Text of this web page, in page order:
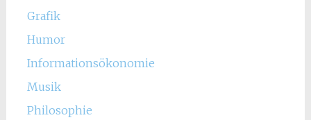
Grafik
Humor
Informationsökonomie
Musik
Philosophie